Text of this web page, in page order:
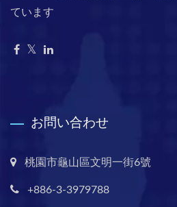
ています
お問い合わせ
桃園市龜山區文明一街6號
+886-3-3979788